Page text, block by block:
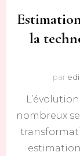
la
par
nombreux